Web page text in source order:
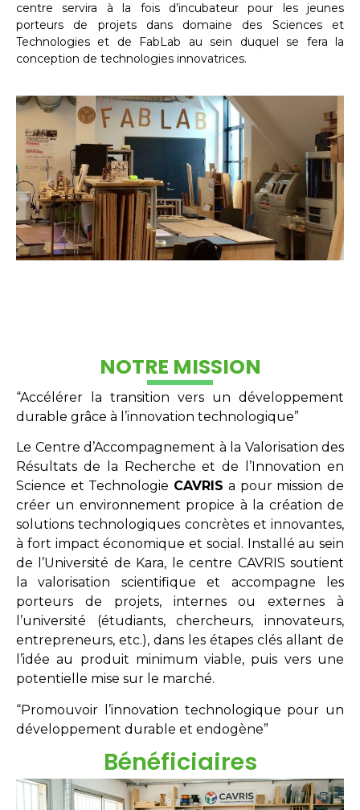
centre servira à la fois d’incubateur pour les jeunes
porteurs de projets dans domaine des Sciences et
Technologies et de FabLab au sein duquel se fera la
conception de technologies innovatrices.
NOTRE MISSION
“Accélérer la transition vers un développement
durable grâce à l’innovation technologique”
Le Centre d’Accompagnement à la Valorisation des
Résultats de la Recherche et de l’Innovation en
Science et Technologie CAVRIS a pour mission de
créer un environnement propice à la création de
solutions technologiques concrètes et innovantes,
à fort impact économique et social. Installé au sein
de l’Université de Kara, le centre CAVRIS soutient
la valorisation scientifique et accompagne les
porteurs de projets, internes ou externes à
l’université (étudiants, chercheurs, innovateurs,
entrepreneurs, etc.), dans les étapes clés allant de
l’idée au produit minimum viable, puis vers une
potentielle mise sur le marché.
“Promouvoir l’innovation technologique pour un
développement durable et endogène”
Bénéficiaires
Étudiants Néo-diplômés Doctorants
Chercheurs
Innovateurs
Entreprises acteurs sociaux.